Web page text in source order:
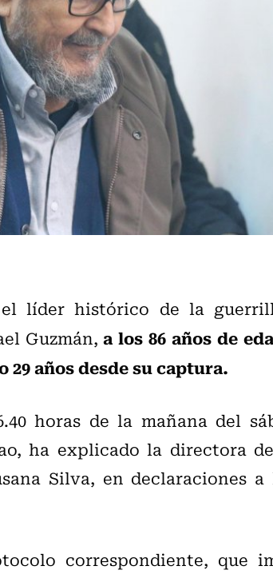
el líder histórico de la
Guzmán,a los 86 años de
años desde su captura.
horas de la mañana del
ha explicado la directora
Silva, en declaraciones a
correspondiente, que